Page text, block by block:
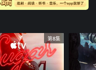
第8集